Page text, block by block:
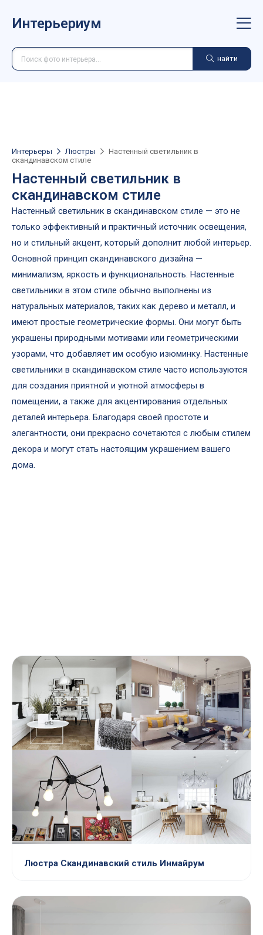
Интерьериум
найти
Интерьеры Люстры
Настенный светильник в
скандинавском стиле
Настенный светильник в
скандинавском стиле
Настенный светильник в скандинавском стиле — это не
только эффективный и практичный источник освещения,
но и стильный акцент, который дополнит любой интерьер.
Основной принцип скандинавского дизайна —
минимализм, яркость и функциональность. Настенные
светильники в этом стиле обычно выполнены из
натуральных материалов, таких как дерево и металл, и
имеют простые геометрические формы. Они могут быть
украшены природными мотивами или геометрическими
узорами, что добавляет им особую изюминку. Настенные
светильники в скандинавском стиле часто используются
для создания приятной и уютной атмосферы в
помещении, а также для акцентирования отдельных
деталей интерьера. Благодаря своей простоте и
элегантности, они прекрасно сочетаются с любым стилем
декора и могут стать настоящим украшением вашего
дома.
Люстра Скандинавский стиль Инмайрум